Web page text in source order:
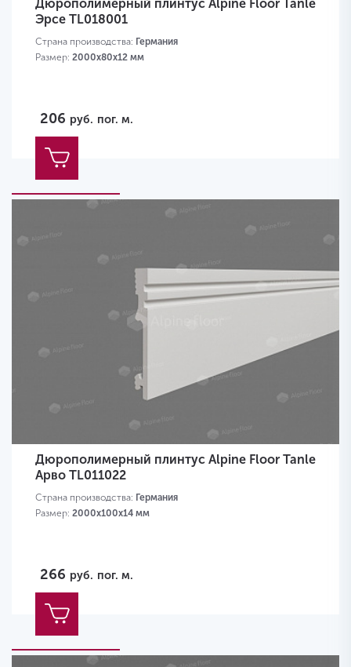
Дюрополимерный плинтус Alpine Floor Tanle
Эрсе TL018001
Страна производства: Германия
Размер: 2000х80x12 мм
206 руб. пог. м.
Дюрополимерный плинтус Alpine Floor Tanle
Арво TL011022
Страна производства: Германия
Размер: 2000х100x14 мм
266 руб. пог. м.